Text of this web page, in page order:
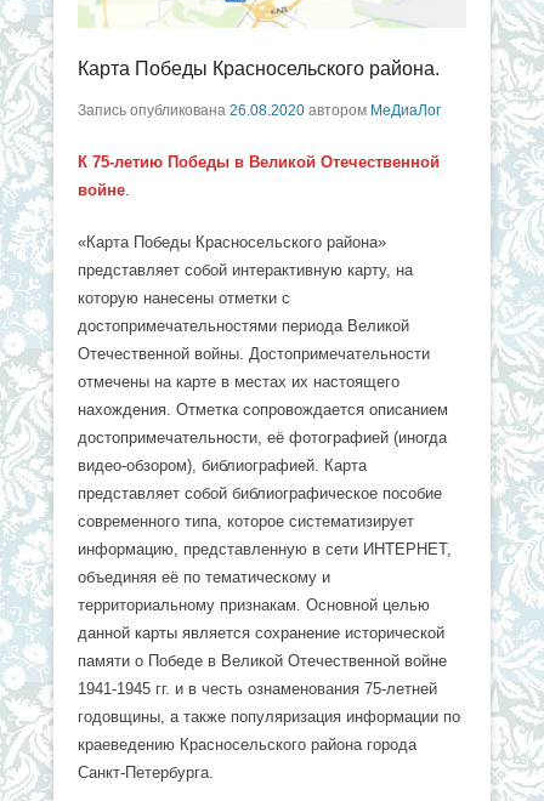
Карта Победы Красносельского района.
Запись опубликована 26.08.2020 автором МеДиаЛог
К 75-летию Победы в Великой Отечественной
войне
«Карта Победы Красносельского района»
представляет собой интерактивную карту, на
которую нанесены отметки с
достопримечательностями периода Великой
Отечественной войны. Достопримечательности
отмечены на карте в местах их настоящего
нахождения. Отметка сопровождается описанием
достопримечательности, её фотографией (иногда
видео-обзором), библиографией. Карта
представляет собой библиографическое пособие
современного типа, которое систематизирует
информацию, представленную в сети ИНТЕРНЕТ,
объединяя её по тематическому и
территориальному признакам. Основной целью
данной карты является сохранение исторической
памяти о Победе в Великой Отечественной войне
1941-1945 гг. и в честь ознаменования 75-летней
годовщины, а также популяризация информации по
краеведению Красносельского района города
Санкт-Петербурга.